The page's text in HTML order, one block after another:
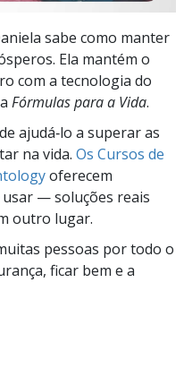
sabe como manter
Ela mantém o
com a tecnologia do
Fórmulas para a Vida.
ajudá‑lo a superar as
na vida. Os Cursos de
oferecem
— soluções reais
outro lugar.
pessoas por todo o
ficar bem e a